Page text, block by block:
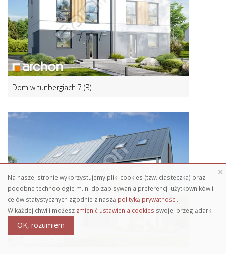
Dom w tunbergiach 7 (B)
×
Na naszej stronie wykorzystujemy pliki cookies (tzw. ciasteczka) oraz
podobne technoologie m.in. do zapisywania preferencji użytkowników i
celów statystycznych zgodnie z naszą polityką prywatności.
W każdej chwili możesz zmienić ustawienia cookies swojej przeglądarki
OK, rozumiem